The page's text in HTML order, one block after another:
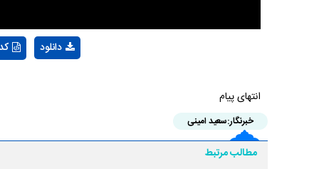
دانلود
انتهای پیام
خبرنگار:سعید امینی
مطالب مرتبط